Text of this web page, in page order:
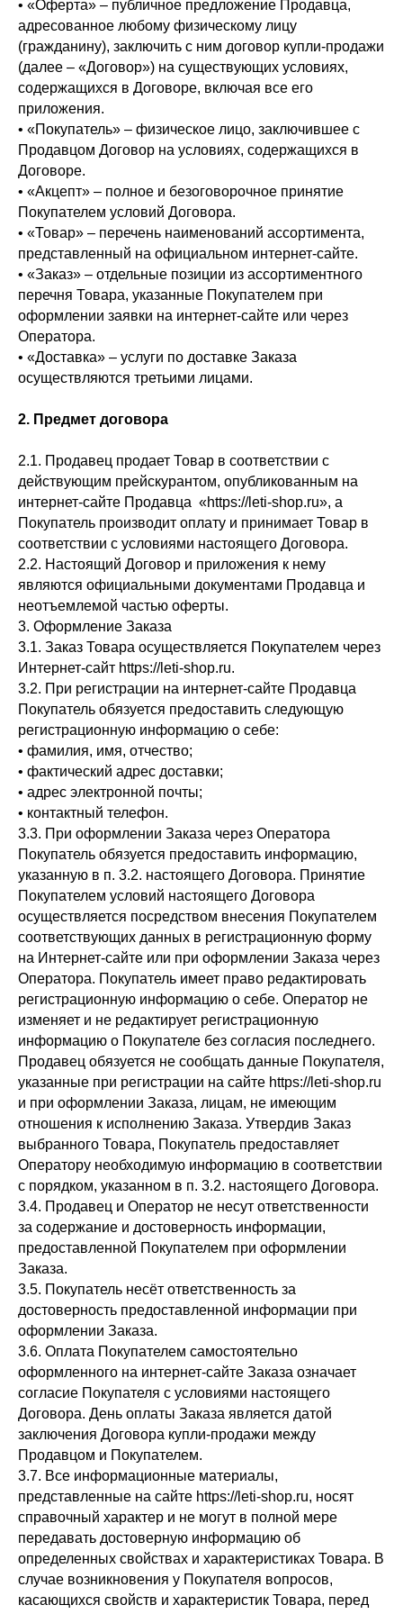
• «Оферта» – публичное предложение Продавца,
адресованное любому физическому лицу
(гражданину), заключить с ним договор купли-продажи
(далее – «Договор») на существующих условиях,
содержащихся в Договоре, включая все его
приложения.
• «Покупатель» – физическое лицо, заключившее с
Продавцом Договор на условиях, содержащихся в
Договоре.
• «Акцепт» – полное и безоговорочное принятие
Покупателем условий Договора.
• «Товар» – перечень наименований ассортимента,
представленный на официальном интернет-сайте.
• «Заказ» – отдельные позиции из ассортиментного
перечня Товара, указанные Покупателем при
оформлении заявки на интернет-сайте или через
Оператора.
• «Доставка» – услуги по доставке Заказа
осуществляются третьими лицами.
2. Предмет договора
2.1. Продавец продает Товар в соответствии с
действующим прейскурантом, опубликованным на
интернет-сайте Продавца «https://leti-shop.ru», а
Покупатель производит оплату и принимает Товар в
соответствии с условиями настоящего Договора.
2.2. Настоящий Договор и приложения к нему
являются официальными документами Продавца и
неотъемлемой частью оферты.
3. Оформление Заказа
3.1. Заказ Товара осуществляется Покупателем через
Интернет-сайт https://leti-shop.ru.
3.2. При регистрации на интернет-сайте Продавца
Покупатель обязуется предоставить следующую
регистрационную информацию о себе:
• фамилия, имя, отчество;
• фактический адрес доставки;
• адрес электронной почты;
• контактный телефон.
3.3. При оформлении Заказа через Оператора
Покупатель обязуется предоставить информацию,
указанную в п. 3.2. настоящего Договора. Принятие
Покупателем условий настоящего Договора
осуществляется посредством внесения Покупателем
соответствующих данных в регистрационную форму
на Интернет-сайте или при оформлении Заказа через
Оператора. Покупатель имеет право редактировать
регистрационную информацию о себе. Оператор не
изменяет и не редактирует регистрационную
информацию о Покупателе без согласия последнего.
Продавец обязуется не сообщать данные Покупателя,
указанные при регистрации на сайте https://leti-shop.ru
и при оформлении Заказа, лицам, не имеющим
отношения к исполнению Заказа. Утвердив Заказ
выбранного Товара, Покупатель предоставляет
Оператору необходимую информацию в соответствии
с порядком, указанном в п. 3.2. настоящего Договора.
3.4. Продавец и Оператор не несут ответственности
за содержание и достоверность информации,
предоставленной Покупателем при оформлении
Заказа.
3.5. Покупатель несёт ответственность за
достоверность предоставленной информации при
оформлении Заказа.
3.6. Оплата Покупателем самостоятельно
оформленного на интернет-сайте Заказа означает
согласие Покупателя с условиями настоящего
Договора. День оплаты Заказа является датой
заключения Договора купли-продажи между
Продавцом и Покупателем.
3.7. Все информационные материалы,
представленные на сайте https://leti-shop.ru, носят
справочный характер и не могут в полной мере
передавать достоверную информацию об
определенных свойствах и характеристиках Товара. В
случае возникновения у Покупателя вопросов,
касающихся свойств и характеристик Товара, перед